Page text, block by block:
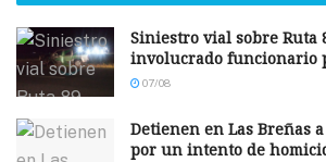
Siniestro vial sobre Ruta
involucrado funcionario
07/08
Detienen en Las Breñas
por un intento de